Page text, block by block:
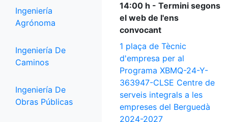
Ingeniería
Agrónoma
Ingeniería De
Caminos
Ingeniería De
Obras Públicas
14:00 h - Termini segons
el web de l'ens
convocant
1 plaça de Tècnic
d'empresa per al
Programa XBMQ-24-Y-
363947-CLSE Centre de
serveis integrals a les
empreses del Berguedà
2024-2027